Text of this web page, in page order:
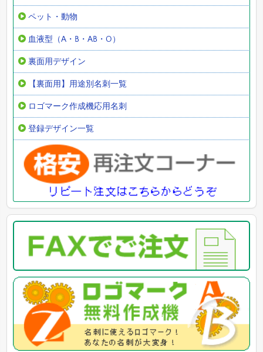
ペット・動物
血液型（A・B・AB・O）
裏面用デザイン
【裏面用】用途別名刺一覧
ロゴマーク作成機応用名刺
登録デザイン一覧